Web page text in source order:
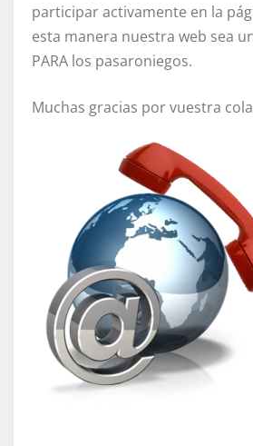
participar activamente en la
esta manera nuestra web sea
PARA los pasaroniegos.
Muchas gracias por vuestra